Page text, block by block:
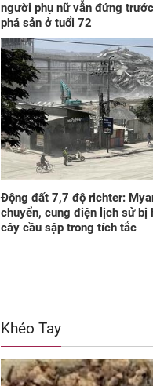
người phụ nữ vẫn đứng
phá sản ở tuổi 72
Động đất 7,7 độ richter:
chuyển, cung điện lịch sử bị
cây cầu sập trong tích tắc
Khéo Tay